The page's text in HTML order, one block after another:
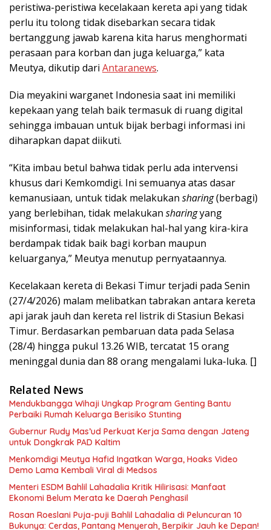
peristiwa-peristiwa kecelakaan kereta api yang tidak
perlu itu tolong tidak disebarkan secara tidak
bertanggung jawab karena kita harus menghormati
perasaan para korban dan juga keluarga,” kata
Meutya, dikutip dari Antaranews.
Dia meyakini warganet Indonesia saat ini memiliki
kepekaan yang telah baik termasuk di ruang digital
sehingga imbauan untuk bijak berbagi informasi ini
diharapkan dapat diikuti.
“Kita imbau betul bahwa tidak perlu ada intervensi
khusus dari Kemkomdigi. Ini semuanya atas dasar
kemanusiaan, untuk tidak melakukan sharing(berbagi)
yang berlebihan, tidak melakukan sharingyang
misinformasi, tidak melakukan hal-hal yang kira-kira
berdampak tidak baik bagi korban maupun
keluarganya,” Meutya menutup pernyataannya.
Kecelakaan kereta di Bekasi Timur terjadi pada Senin
(27/4/2026) malam melibatkan tabrakan antara kereta
api jarak jauh dan kereta rel listrik di Stasiun Bekasi
Timur. Berdasarkan pembaruan data pada Selasa
(28/4) hingga pukul 13.26 WIB, tercatat 15 orang
meninggal dunia dan 88 orang mengalami luka-luka. []
Related News
Mendukbangga Wihaji Ungkap Program Genting Bantu
Perbaiki Rumah Keluarga Berisiko Stunting
Gubernur Rudy Mas’ud Perkuat Kerja Sama dengan Jateng
untuk Dongkrak PAD Kaltim
Menkomdigi Meutya Hafid Ingatkan Warga, Hoaks Video
Demo Lama Kembali Viral di Medsos
Menteri ESDM Bahlil Lahadalia Kritik Hilirisasi: Manfaat
Ekonomi Belum Merata ke Daerah Penghasil
Rosan Roeslani Puja-puji Bahlil Lahadalia di Peluncuran 10
Bukunya: Cerdas, Pantang Menyerah, Berpikir Jauh ke Depan!